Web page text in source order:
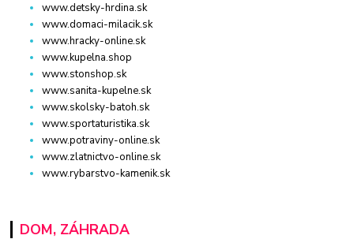
www.detsky-hrdina.sk
www.domaci-milacik.sk
www.hracky-online.sk
www.kupelna.shop
www.stonshop.sk
www.sanita-kupelne.sk
www.skolsky-batoh.sk
www.sportaturistika.sk
www.potraviny-online.sk
www.zlatnictvo-online.sk
www.rybarstvo-kamenik.sk
DOM, ZÁHRADA